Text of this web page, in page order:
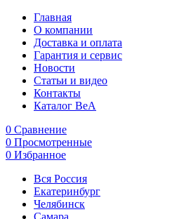
Главная
О компании
Доставка и оплата
Гарантия и сервис
Новости
Статьи и видео
Контакты
Каталог BeA
0 Сравнение
0 Просмотренные
0 Избранное
Вся Россия
Екатеринбург
Челябинск
Самара